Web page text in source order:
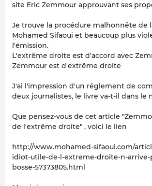
site Eric Zemmour approuvant ses
Je trouve la procédure malhonnête de
Mohamed Sifaoui et beaucoup plus
l'émission.
L'extrême droite est d'accord avec
Zemmour est d'extrême droite
J'ai l'impression d'un réglement de
deux journalistes, le livre va-t-il dans le
Que pensez-vous de cet article
de l'extrême droite" , voici le lien
http://www.mohamed-sifaoui.com/
idiot-utile-de-l-extreme-droite-n-arrive-
bosse-57373805.html